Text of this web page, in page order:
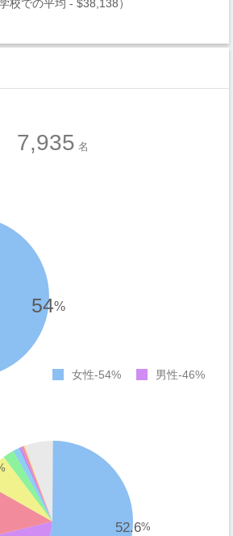
学校での平均 - $38,138）
7,935 名
54%
女性 54% 男性 46%
52.6%